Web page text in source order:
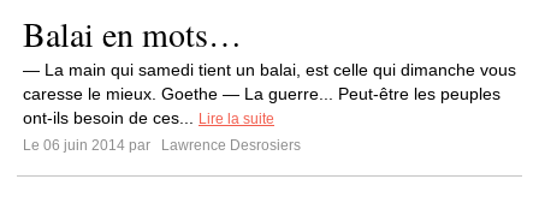
Balai en mots…
— La main qui samedi tient un balai, est celle qui dimanche vous
caresse le mieux. Goethe — La guerre... Peut-être les peuples
ont-ils besoin de ces...
Lire la suite
Le 06 juin 2014 par
Lawrence Desrosiers